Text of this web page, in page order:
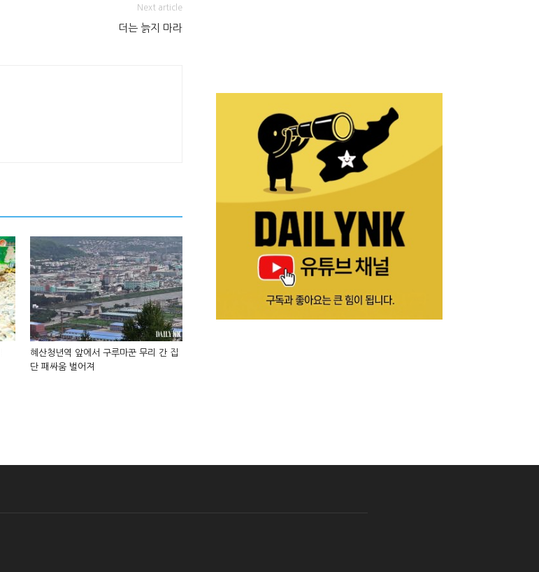
Next article
더는 늙지 마라
혜산청년역 앞에서 구루마꾼 무리 간 집
단 패싸움 벌어져